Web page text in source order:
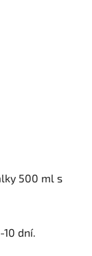
500 ml s
dní.